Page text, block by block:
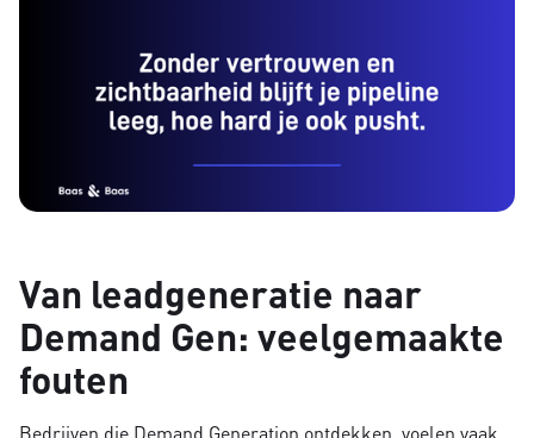
Van leadgeneratie naar
Demand Gen: veelgemaakte
fouten
Bedrijven die Demand Generation ontdekken, voelen vaak